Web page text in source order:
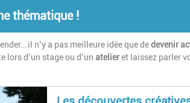
thématique !
il n’y a pas meilleure idée que dedevenir
lors d’un stage ou d’un atelieret laissez parler